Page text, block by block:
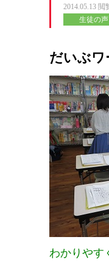
2014.05.13 閲
生徒の声
だいぶワ
わかりやす